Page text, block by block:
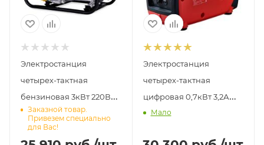
Электростанция
четырех-тактная
бензиновая 3кВт 220В
IP23 GG 2801 Champion
Заказной товар.
Привезем специально
для Вас!
Электростанция
четырех-тактная
цифровая 0,7кВт 3,2А
220В IP23 TI 800 FUBAG
Мало